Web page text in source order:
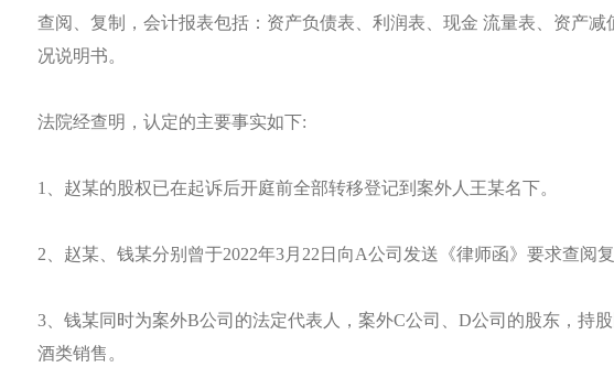
查阅、复制，会计报表包括：资产负债表、利润表、现金 流量表、资产
况说明书。
法院经查明，认定的主要事实如下:
1、赵某的股权已在起诉后开庭前全部转移登记到案外人王某名下。
2、赵某、钱某分别曾于2022年3月22日向A公司发送《律师函》要求查阅
3、钱某同时为案外B公司的法定代表人，案外C公司、D公司的股东，持
酒类销售。